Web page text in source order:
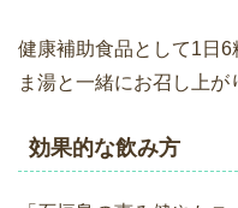
健康補助食品として1日
ま湯と一緒にお召し上が
効果的な飲み方